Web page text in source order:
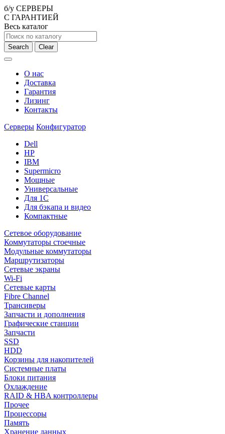
б/у СЕРВЕРЫ
С ГАРАНТИЕЙ
Весь каталог
Search Clear
О нас
Доставка
Гарантия
Лизинг
Контакты
Серверы Конфигуратор
Dell
HP
IBM
Supermicro
Мощные
Универсальные
Для 1С
Для бэкапа и видео
Компактные
Сетевое оборудование
Коммутаторы стоечные
Модульные коммутаторы
Маршрутизаторы
Сетевые экраны
Wi-Fi
Сетевые карты
Fibre Channel
Трансиверы
Запчасти и дополнения
Графические станции
Запчасти
SSD
HDD
Корзины для накопителей
Системные платы
Блоки питания
Охлаждение
RAID & HBA контроллеры
Прочее
Процессоры
Память
Хранение данных